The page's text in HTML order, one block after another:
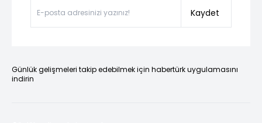
Kaydet
Günlük gelişmeleri takip edebilmek için habertürk uygulamasını
indirin